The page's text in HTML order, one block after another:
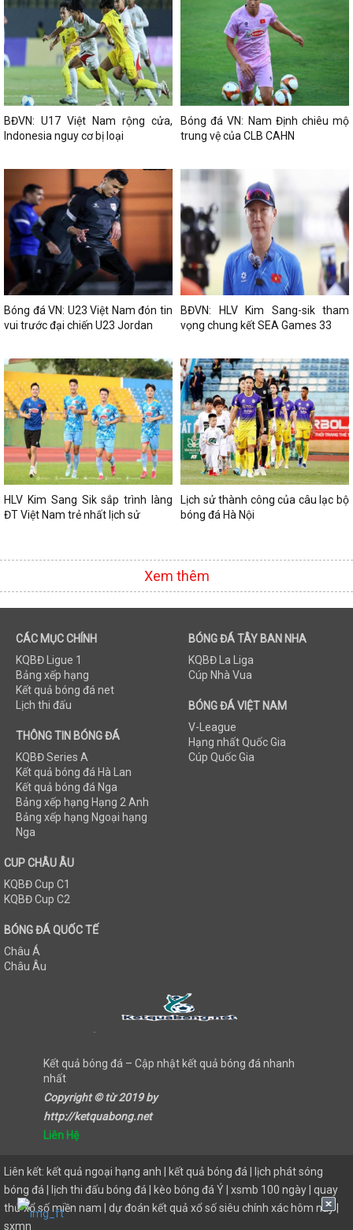
BĐVN: U17 Việt Nam rộng cửa,
Indonesia nguy cơ bị loại
Bóng đá VN: Nam Định chiêu mộ
trung vệ của CLB CAHN
Bóng đá VN: U23 Việt Nam đón tin
vui trước đại chiến U23 Jordan
BĐVN: HLV Kim Sang-sik tham
vọng chung kết SEA Games 33
HLV Kim Sang Sik sắp trình làng
ĐT Việt Nam trẻ nhất lịch sử
Lịch sử thành công của câu lạc bộ
bóng đá Hà Nội
Xem thêm
CÁC MỤC CHÍNH
KQBĐ Ligue 1
Bảng xếp hạng
Kết quả bóng đá net
Lịch thi đấu
THÔNG TIN BÓNG ĐÁ
KQBĐ Series A
Kết quả bóng đá Hà Lan
Kết quả bóng đá Nga
Bảng xếp hạng Hạng 2 Anh
Bảng xếp hạng Ngoại hạng
Nga
BÓNG ĐÁ TÂY BAN NHA
KQBĐ La Liga
Cúp Nhà Vua
BÓNG ĐÁ VIỆT NAM
V-League
Hạng nhất Quốc Gia
Cúp Quốc Gia
CUP CHÂU ÂU
KQBĐ Cup C1
KQBĐ Cup C2
BÓNG ĐÁ QUỐC TẾ
Châu Á
Châu Âu
Kết quả bóng đá – Cập nhật kết quả bóng đá nhanh
nhất
Copyright © từ 2019 by
http://ketquabong.net
Liên Hệ
Liên kết: kết quả ngoại hạng anh kết quả bóng đá
lịch phát sóng
bóng đá
lịch thi đấu bóng đá kèo bóng đá Ý xsmb 100 ngày quay
thử xổ số miền nam
dự đoán kết quả xổ số siêu chính xác hôm nay|
sxmn